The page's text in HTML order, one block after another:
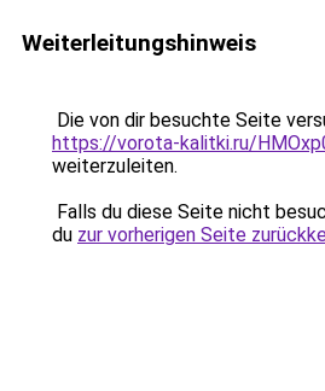
Weiterleitungshinweis
Die von dir besuchte Seite
https://vorota-kalitki.ru/
weiterzuleiten.
Falls du diese Seite nicht
du zur vorherigen Seite